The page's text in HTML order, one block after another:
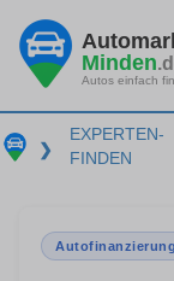
Minden
Autos einfach
❯
EXPERTEN-
FINDEN